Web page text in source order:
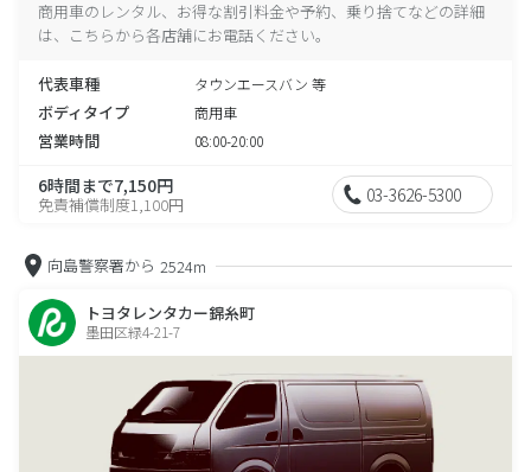
商用車のレンタル、お得な割引料金や予約、乗り捨てなどの詳細
は、こちらから各店舗にお電話ください。
代表車種 タウンエースバン 等
ボディタイプ 商用車
営業時間 08:00-20:00
6時間まで7,150円
免責補償制度1,100円 03-3626-5300
向島警察署から 2524m
トヨタレンタカー錦糸町
墨田区緑4-21-7